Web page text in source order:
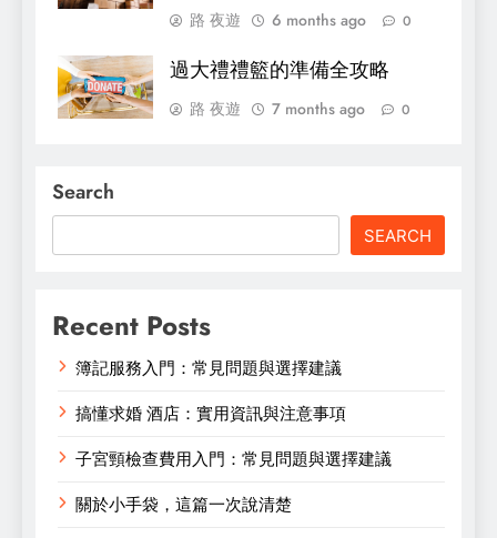
路 夜遊 6 months ago 0
過大禮禮籃的準備全攻略
路 夜遊 7 months ago 0
Search
SEARCH
Recent Posts
簿記服務入門：常見問題與選擇建議
搞懂求婚 酒店：實用資訊與注意事項
子宮頸檢查費用入門：常見問題與選擇建議
關於小手袋，這篇一次說清楚